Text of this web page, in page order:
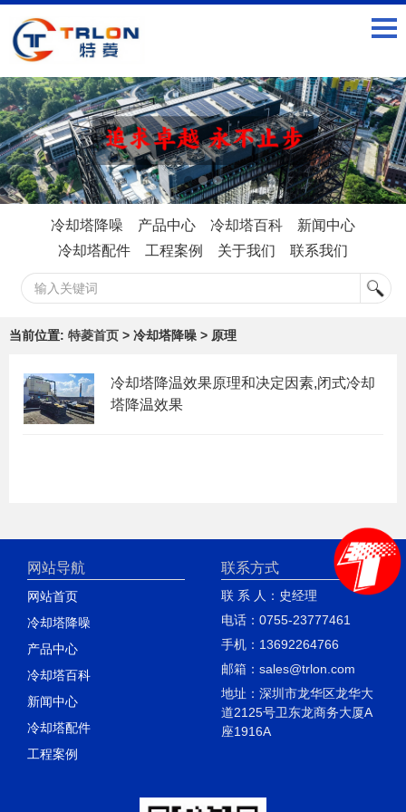
冷却塔降噪 产品中心 冷却塔百科
新闻中心
冷却塔配件
工程案例 关于我们 联系我们
当前位置: 特菱首页 > 冷却塔降噪 > 原理
冷却塔降温效果原理和决定因素,闭式冷却
塔降温效果
网站导航
网站首页
冷却塔降噪
产品中心
冷却塔百科
新闻中心
冷却塔配件
工程案例
联系方式
联 系 人：史经理
电话：0755-23777461
手机：13692264766
邮箱：sales@trlon.com
地址：深圳市龙华区龙华大
道2125号卫东龙商务大厦A
座1916A